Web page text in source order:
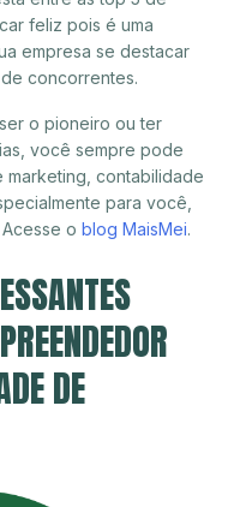
feliz pois é uma
empresa se destacar
concorrentes.
o pioneiro ou ter
você sempre pode
contabilidade
para você,
o blog MaisMei.
DE